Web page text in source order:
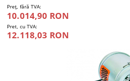
Preţ, fără TVA:
10.014,90 RON
Pret, cu TVA:
12.118,03 RON